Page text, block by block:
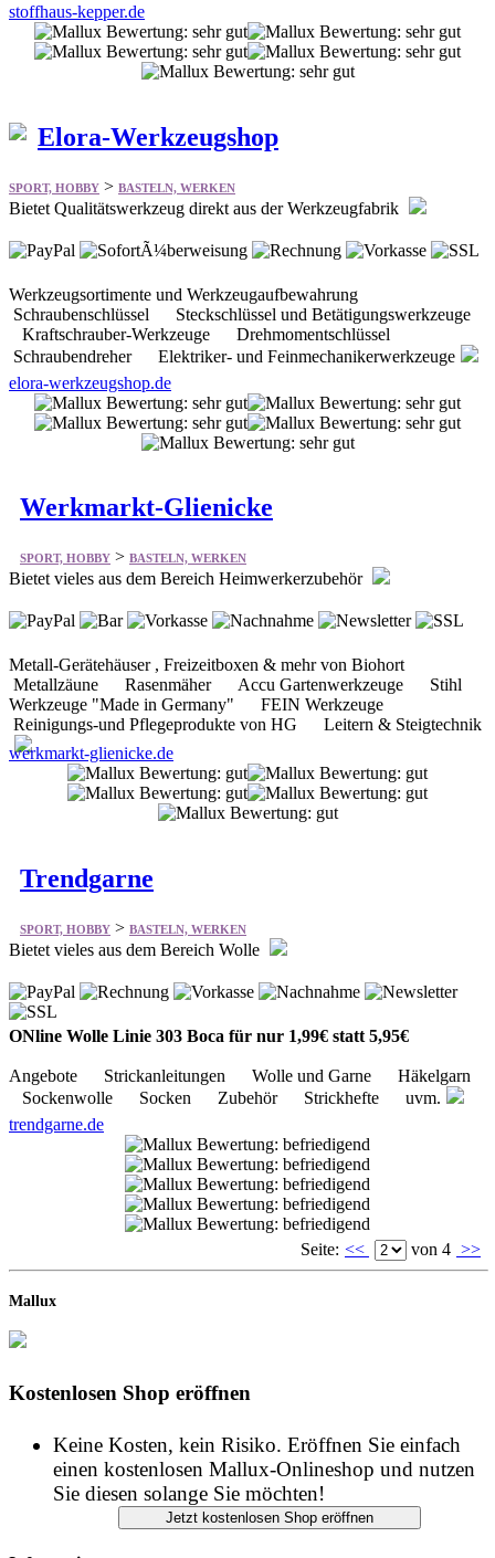
stoffhaus-kepper.de
Elora-Werkzeugshop
SPORT, HOBBY > BASTELN, WERKEN
Bietet Qualitätswerkzeug direkt aus der Werkzeugfabrik
Werkzeugsortimente und Werkzeugaufbewahrung
Schraubenschlüssel Steckschlüssel und Betätigungswerkzeuge
Kraftschrauber-Werkzeuge Drehmomentschlüssel
Schraubendreher Elektriker- und Feinmechanikerwerkzeuge
elora-werkzeugshop.de
Werkmarkt-Glienicke
SPORT, HOBBY > BASTELN, WERKEN
Bietet vieles aus dem Bereich Heimwerkerzubehör
Metall-Gerätehäuser , Freizeitboxen & mehr von Biohort
Metallzäune Rasenmäher Accu Gartenwerkzeuge Stihl
Werkzeuge "Made in Germany" FEIN Werkzeuge
Reinigungs-und Pflegeprodukte von HG Leitern & Steigtechnik
werkmarkt-glienicke.de
Trendgarne
SPORT, HOBBY > BASTELN, WERKEN
Bietet vieles aus dem Bereich Wolle
ONline Wolle Linie 303 Boca für nur 1,99€ statt 5,95€
Angebote Strickanleitungen Wolle und Garne Häkelgarn
Sockenwolle Socken Zubehör Strickhefte uvm.
trendgarne.de
Seite: << von 4 >>
Mallux
Kostenlosen Shop eröffnen
Keine Kosten, kein Risiko. Eröffnen Sie einfach
einen kostenlosen Mallux-Onlineshop und nutzen
Sie diesen solange Sie möchten!